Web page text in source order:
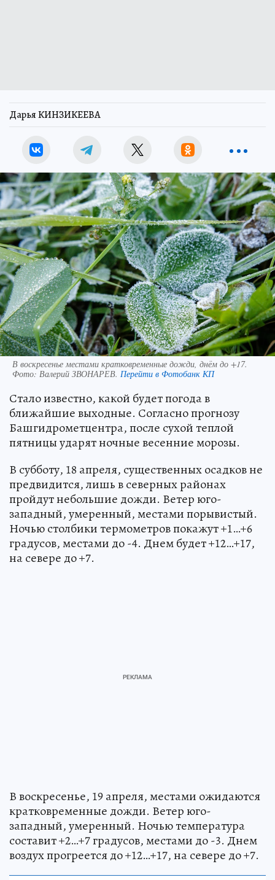
Дарья КИНЗИКЕЕВА
В воскресенье местами кратковременные дожди, днём до +17.
Фото: Валерий ЗВОНАРЕВ. Перейти в Фотобанк КП
Стало известно, какой будет погода в
ближайшие выходные. Согласно прогнозу
Башгидрометцентра, после сухой теплой
пятницы ударят ночные весенние морозы.
В субботу, 18 апреля, существенных осадков не
предвидится, лишь в северных районах
пройдут небольшие дожди. Ветер юго-
западный, умеренный, местами порывистый.
Ночью столбики термометров покажут +1…+6
градусов, местами до -4. Днем будет +12…+17,
на севере до +7.
В воскресенье, 19 апреля, местами ожидаются
кратковременные дожди. Ветер юго-
западный, умеренный. Ночью температура
составит +2…+7 градусов, местами до -3. Днем
воздух прогреется до +12…+17, на севере до +7.